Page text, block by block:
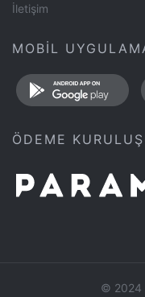
İletişim
MOBİL
ÖDEME
© 2024